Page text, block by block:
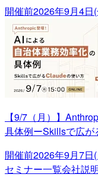
開催前2026年9月4日
【9/7（月）】
具体例ーSkillsで広
開催前2026年9月7日
セミナー一覧会社説